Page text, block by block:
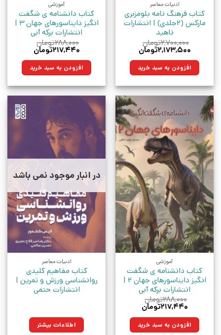
ادبیات معاصر
کتاب فرهنگ نامه بلومزبری
مارکس (2جلدی) | انتشارات
ناهید
۲,۷۰۰,۰۰۰تومان
قیمت
۲,۷۰۰,۰۰۰تومان
بود.
۲,۱۷۳,۵۰۰تومان
۲,۱۷۳,۵۰۰تومان. افزودن به سبد خرید
آموزشی
کتاب دانشنامه ی شگفت
انگیز دایناسورهای جهان 3 |
انتشارات برکه آبی
۲۸۸,۰۰۰تومان
قیمت
۲۸۸,۰۰۰تومان
بود.
۲۱۷,۴۴۰تومان
۲۱۷,۴۴۰تومان.افزودن به سبد خرید
آموزشی
کتاب دانشنامه ی شگفت
انگیز دایناسورهای جهان 2 |
انتشارات برکه آبی
۲۸۸,۰۰۰تومان
قیمت
۲۸۸,۰۰۰تومان
بود.
۲۱۷,۴۴۰تومان
۲۱۷,۴۴۰تومان.افزودن به سبد خرید
در انبار موجود نمی باشد
ادبیات معاصر
کتاب مفاهیم کلیدی
روانشناسی ورزش و تمرین |
انتشارات حتمی
اطلاعات بیشتر